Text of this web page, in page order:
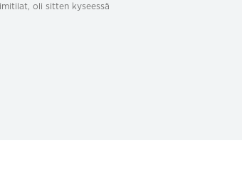
oli sitten kyseessä